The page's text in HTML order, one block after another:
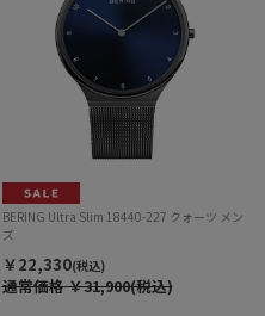
BERING Ultra Slim 18440-227 クォーツ メン
ズ
￥22,330(税込)
通常価格￥31,900(税込)